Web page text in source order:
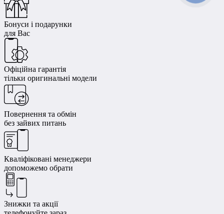
Бонуси і подарунки
для Вас
Офіційна гарантія
тільки оригинальні модели
Повернення та обмін
без зайвих питань
Кваліфіковані менеджери
допоможемо обрати
Знижки та акції